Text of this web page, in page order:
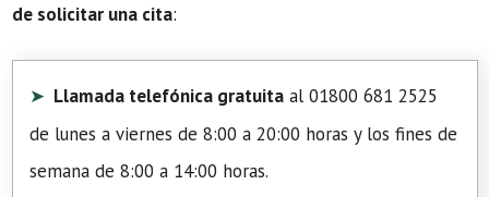
de solicitar una cita:
Llamada telefónica gratuita al 01800 681 2525
de lunes a viernes de 8:00 a 20:00 horas y los fines de
semana de 8:00 a 14:00 horas.